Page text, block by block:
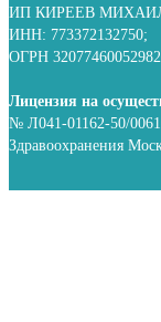
ИП КИРЕЕВ
ИНН: 773372132750;
ОГРН
Лицензия на
№ Л041-01162-50/
Здравоохранения